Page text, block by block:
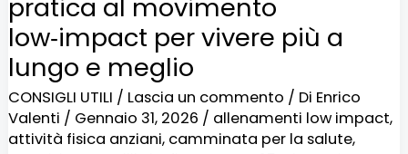
pratica al movimento
low‑impact per vivere più a
lungo e meglio
CONSIGLI UTILI / Lascia un commento / Di Enrico
Valenti / Gennaio 31, 2026 / allenamenti low impact,
attività fisica anziani, camminata per la salute,
vivere
più
a
lungo
e